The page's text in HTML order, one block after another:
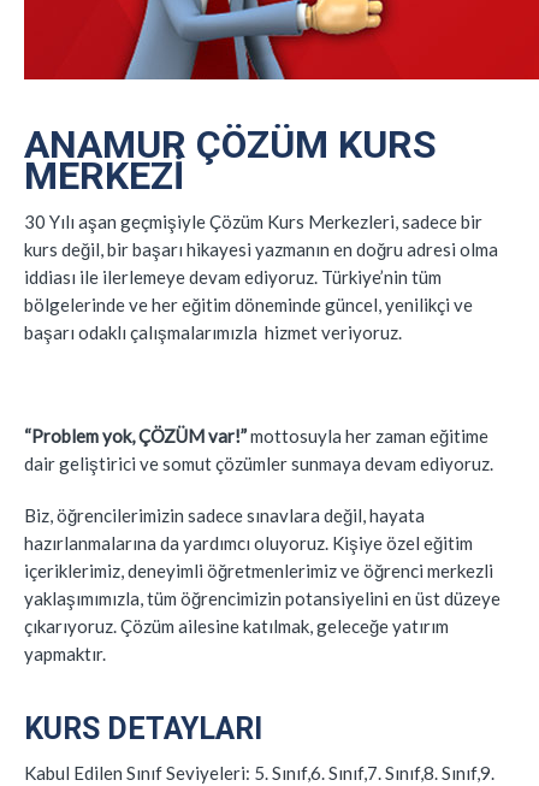
ANAMUR ÇÖZÜM KURS
MERKEZI
30 Yılı aşan geçmişiyle Çözüm Kurs Merkezleri, sadece bir
kurs değil, bir başarı hikayesi yazmanın en doğru adresi olma
iddiası ile ilerlemeye devam ediyoruz. Türkiye’nin tüm
bölgelerinde ve her eğitim döneminde güncel, yenilikçi ve
başarı odaklı çalışmalarımızla hizmet veriyoruz.
“Problem yok, ÇÖZÜM var!”mottosuyla her zaman eğitime
dair geliştirici ve somut çözümler sunmaya devam ediyoruz.
Biz, öğrencilerimizin sadece sınavlara değil, hayata
hazırlanmalarına da yardımcı oluyoruz. Kişiye özel eğitim
içeriklerimiz, deneyimli öğretmenlerimiz ve öğrenci merkezli
yaklaşımımızla, tüm öğrencimizin potansiyelini en üst düzeye
çıkarıyoruz. Çözüm ailesine katılmak, geleceğe yatırım
yapmaktır.
KURS DETAYLARI
Kabul Edilen Sınıf Seviyeleri: 5. Sınıf,6. Sınıf,7. Sınıf,8. Sınıf,9.